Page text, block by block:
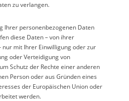
zu verlangen.
Ihrer personenbezogenen Daten
diese Daten – von ihrer
nur mit Ihrer Einwilligung oder zur
oder Verteidigung von
Schutz der Rechte einer anderen
Person oder aus Gründen eines
der Europäischen Union oder
werden.